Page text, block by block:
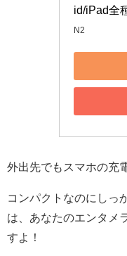
id/iPad全
N2
外出先でもスマホの充
コンパクトなのにしっ
は、あなたのエンタメ
すよ！